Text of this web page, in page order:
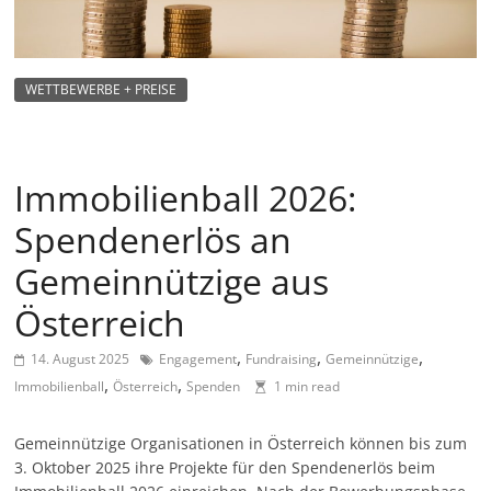
g
f
ü
r
S
o
z
a
l
WETTBEWERBE + PREISE
Immobilienball 2026:
Spendenerlös an
Gemeinnützige aus
Österreich
14. August 2025 Engagement, Fundraising,Gemeinnützige,
Immobilienball,Österreich,Spenden 1 min read
Gemeinnützige Organisationen in Österreich können bis zum
3. Oktober 2025 ihre Projekte für den Spendenerlös beim